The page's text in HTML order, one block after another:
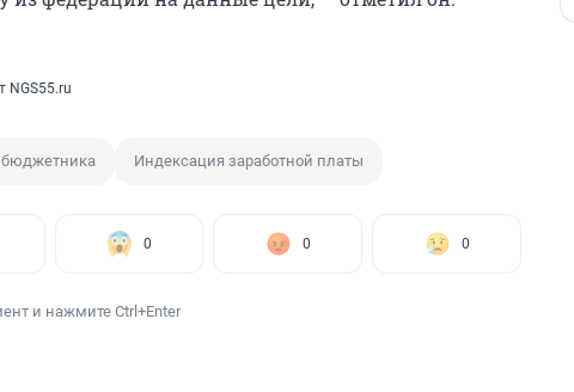
NGS55.ru
бюджетника Индексация заработной платы
0 0 0
и нажмите Ctrl+Enter